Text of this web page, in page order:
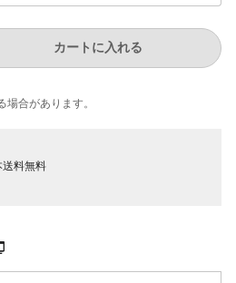
カートに入れる
合が​あります。
料無料